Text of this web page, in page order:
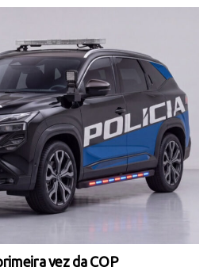
vez da COP